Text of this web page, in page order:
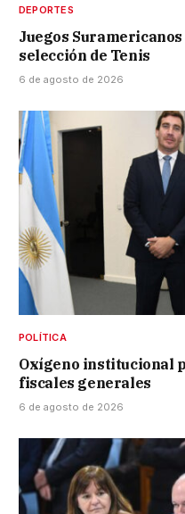
DEPORTES
Juegos
selección de Tenis
6 de agosto de 2026
POLÍTICA
Oxígeno institucional
fiscales generales
6 de agosto de 2026